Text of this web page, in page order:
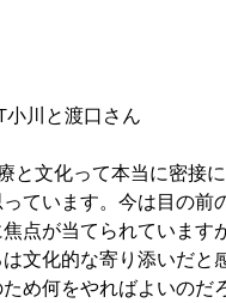
小川と渡口さん
と文化って本当に密接
ています。今は目の前
点が当てられています
文化的な寄り添いだと
め何をやればよいのだ